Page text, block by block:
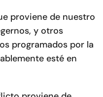
proviene de nuestro
y otros
programados por la
esté en